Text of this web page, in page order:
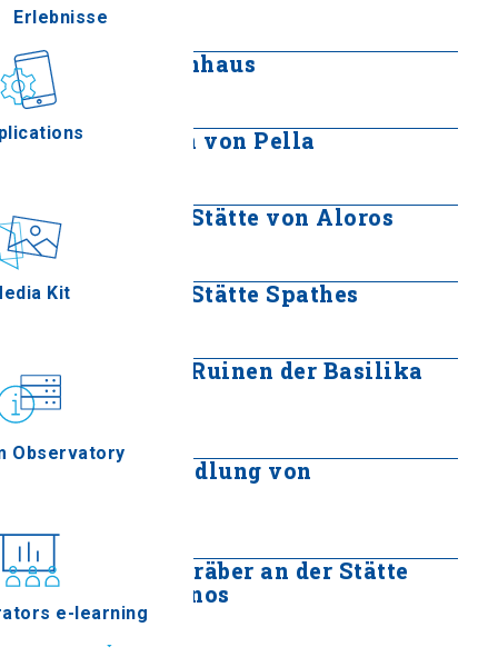
Gastronomie
Ereignisse
Kit
Observatory
e-learning
Erlebnisse
Mehr lesen
Giannitsa Herrenhaus
Mehr lesen
Antiker Brunnen von Pella
Archäologische Stätte von Aloros
Mehr lesen
Archäologische Stätte Spathes
Frühchristliche Ruinen der Basilika
"Vrontismeni"
Neolithische Siedlung von
Mehr lesen
Makedonische Gräber an der Stätte
"Toupes" in Korinos